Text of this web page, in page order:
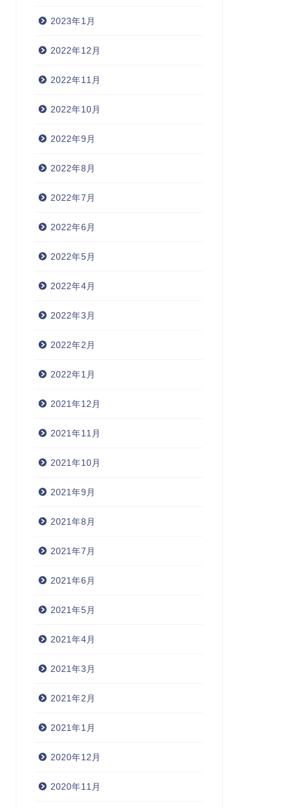
2023年1月
2022年12月
2022年11月
2022年10月
2022年9月
2022年8月
2022年7月
2022年6月
2022年5月
2022年4月
2022年3月
2022年2月
2022年1月
2021年12月
2021年11月
2021年10月
2021年9月
2021年8月
2021年7月
2021年6月
2021年5月
2021年4月
2021年3月
2021年2月
2021年1月
2020年12月
2020年11月